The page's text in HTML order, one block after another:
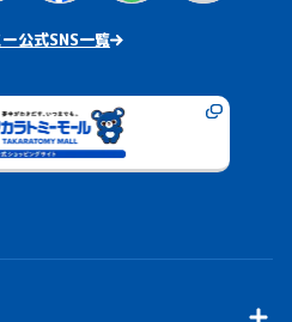
公式SNS一覧